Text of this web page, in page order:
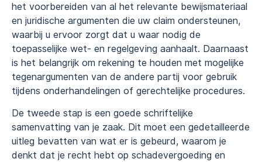
het voorbereiden van al het relevante bewijsmateriaal
en juridische argumenten die uw claim ondersteunen,
waarbij u ervoor zorgt dat u waar nodig de
toepasselijke wet- en regelgeving aanhaalt. Daarnaast
is het belangrijk om rekening te houden met mogelijke
tegenargumenten van de andere partij voor gebruik
tijdens onderhandelingen of gerechtelijke procedures.
De tweede stap is een goede schriftelijke
samenvatting van je zaak. Dit moet een gedetailleerde
uitleg bevatten van wat er is gebeurd, waarom je
denkt dat je recht hebt op schadevergoeding en